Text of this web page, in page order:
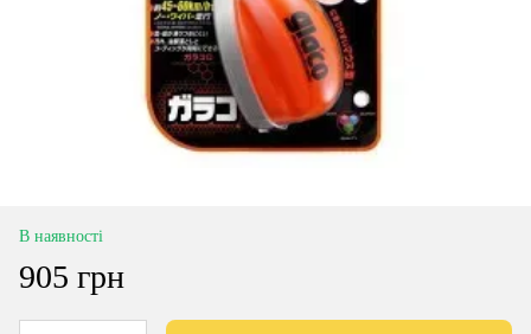
В наявності
905 грн